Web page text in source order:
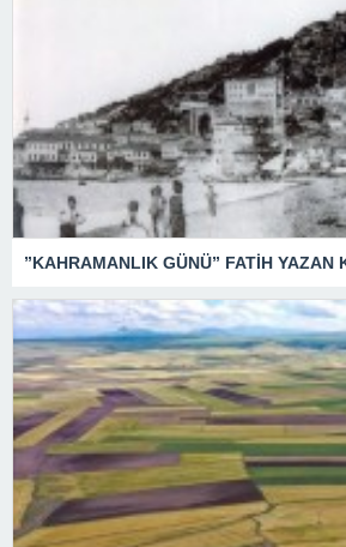
”KAHRAMANLIK GÜNÜ” FATİH YAZAN